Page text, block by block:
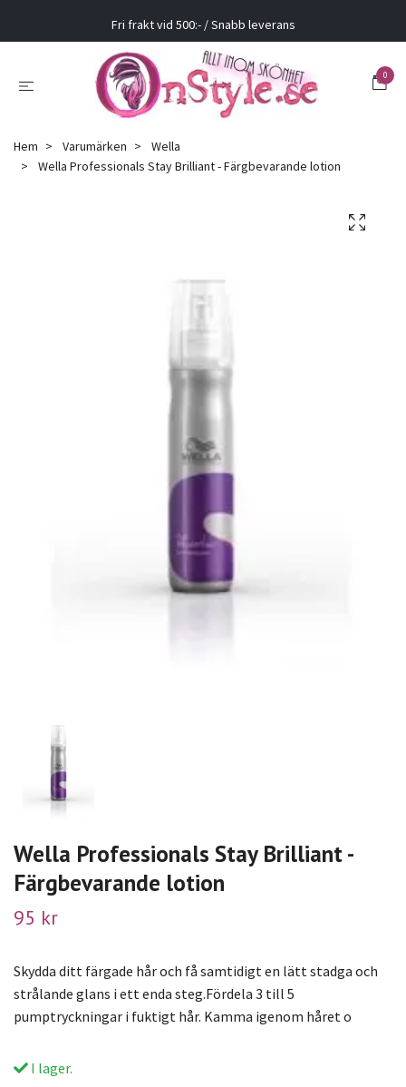
Fri frakt vid 500:- / Snabb leverans
0
Hem Varumärken
Wella
Wella Professionals Stay Brilliant - Färgbevarande lotion
Wella Professionals Stay Brilliant -
Färgbevarande lotion
95 kr
Skydda ditt färgade hår och få samtidigt en lätt stadga och
strålande glans i ett enda steg.Fördela 3 till 5
pumptryckningar i fuktigt hår. Kamma igenom håret o
I lager.